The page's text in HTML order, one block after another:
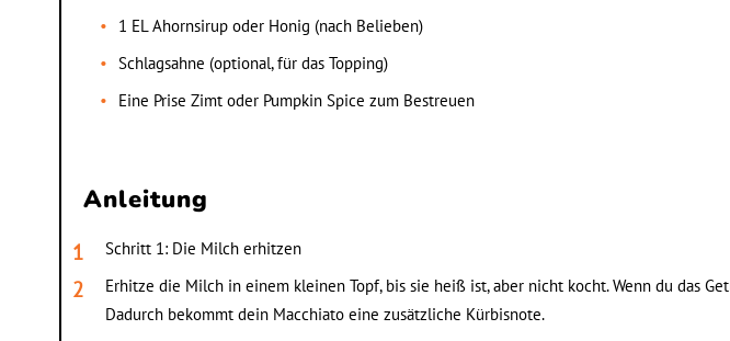
1 EL Ahornsirup oder Honig (nach Belieben)
Schlagsahne (optional, für das Topping)
Eine Prise Zimt oder Pumpkin Spice zum Bestreuen
Anleitung
Schritt 1: Die Milch erhitzen
Erhitze die Milch in einem kleinen Topf, bis sie heiß ist, aber nicht kocht. Wenn du das
Dadurch bekommt dein Macchiato eine zusätzliche Kürbisnote.